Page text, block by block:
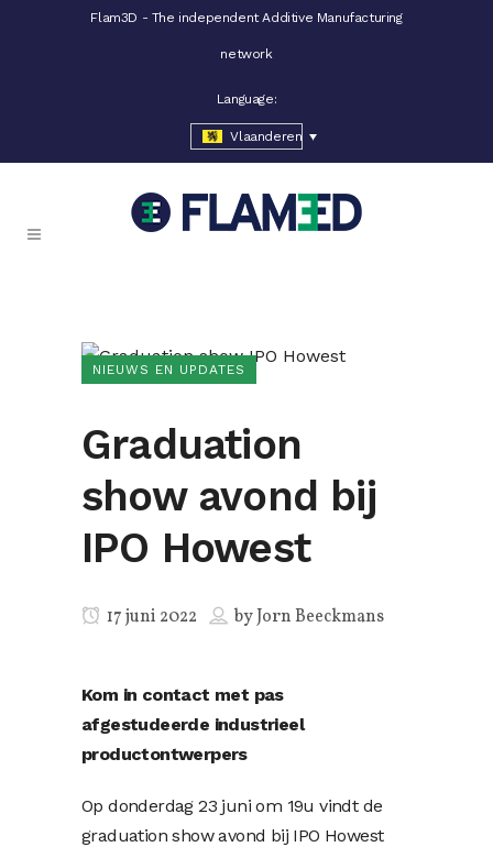
Flam3D - The independent Additive Manufacturing
network
Language:
Vlaanderen
NIEUWS EN UPDATES
Graduation
show avond bij
IPO Howest
17 juni 2022 byJorn Beeckmans
Kom in contact met pas
afgestudeerde industrieel
productontwerpers
Op donderdag 23 juni om 19u vindt de
graduation show avond bij IPO Howest